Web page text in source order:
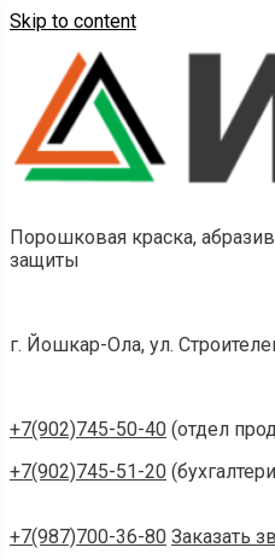
Skip to content
Порошковая краска,
защиты
г. Йошкар-Ола, ул.
+7(902)745-50-40 (отдел
+7(902)745-51-20
+7(987)700-36-80 Заказать